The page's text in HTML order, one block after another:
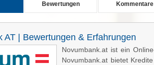
Bewertungen Kommentare
AT | Bewertungen & Erfahrungen
Novumbank.at ist ein
Novumbank.at bietet